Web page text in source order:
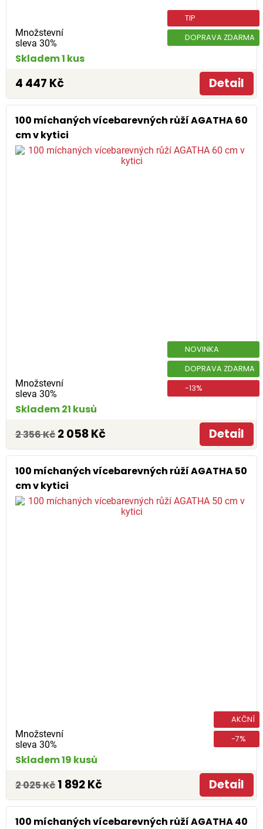
Množstevní
sleva 30%
TIP
DOPRAVA ZDARMA
Skladem 1 kus
4 447 Kč Detail
100 míchaných vícebarevných růží AGATHA 60
cm v kytici
Množstevní
sleva 30%
NOVINKA
DOPRAVA ZDARMA
-13%
Skladem 21 kusů
2 356 Kč 2 058 Kč Detail
100 míchaných vícebarevných růží AGATHA 50
cm v kytici
Množstevní
sleva 30%
AKČNÍ
-7%
Skladem 19 kusů
2 025 Kč 1 892 Kč Detail
100 míchaných vícebarevných růží AGATHA 40